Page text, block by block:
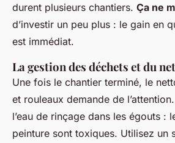
durent plusieurs chantiers. Ça ne
d’investir un peu plus : le gain en
est immédiat.
La gestion des déchets et du
Une fois le chantier terminé, le
et rouleaux demande de
l’eau de rinçage dans les égouts :
peinture sont toxiques. Utilisez un